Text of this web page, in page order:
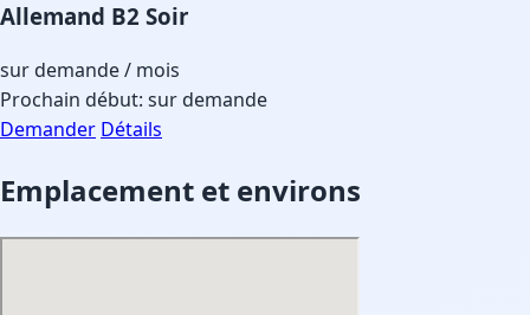
Allemand B2 Soir
sur demande/ mois
Prochain début: sur demande
Demander Détails
Emplacement et environs